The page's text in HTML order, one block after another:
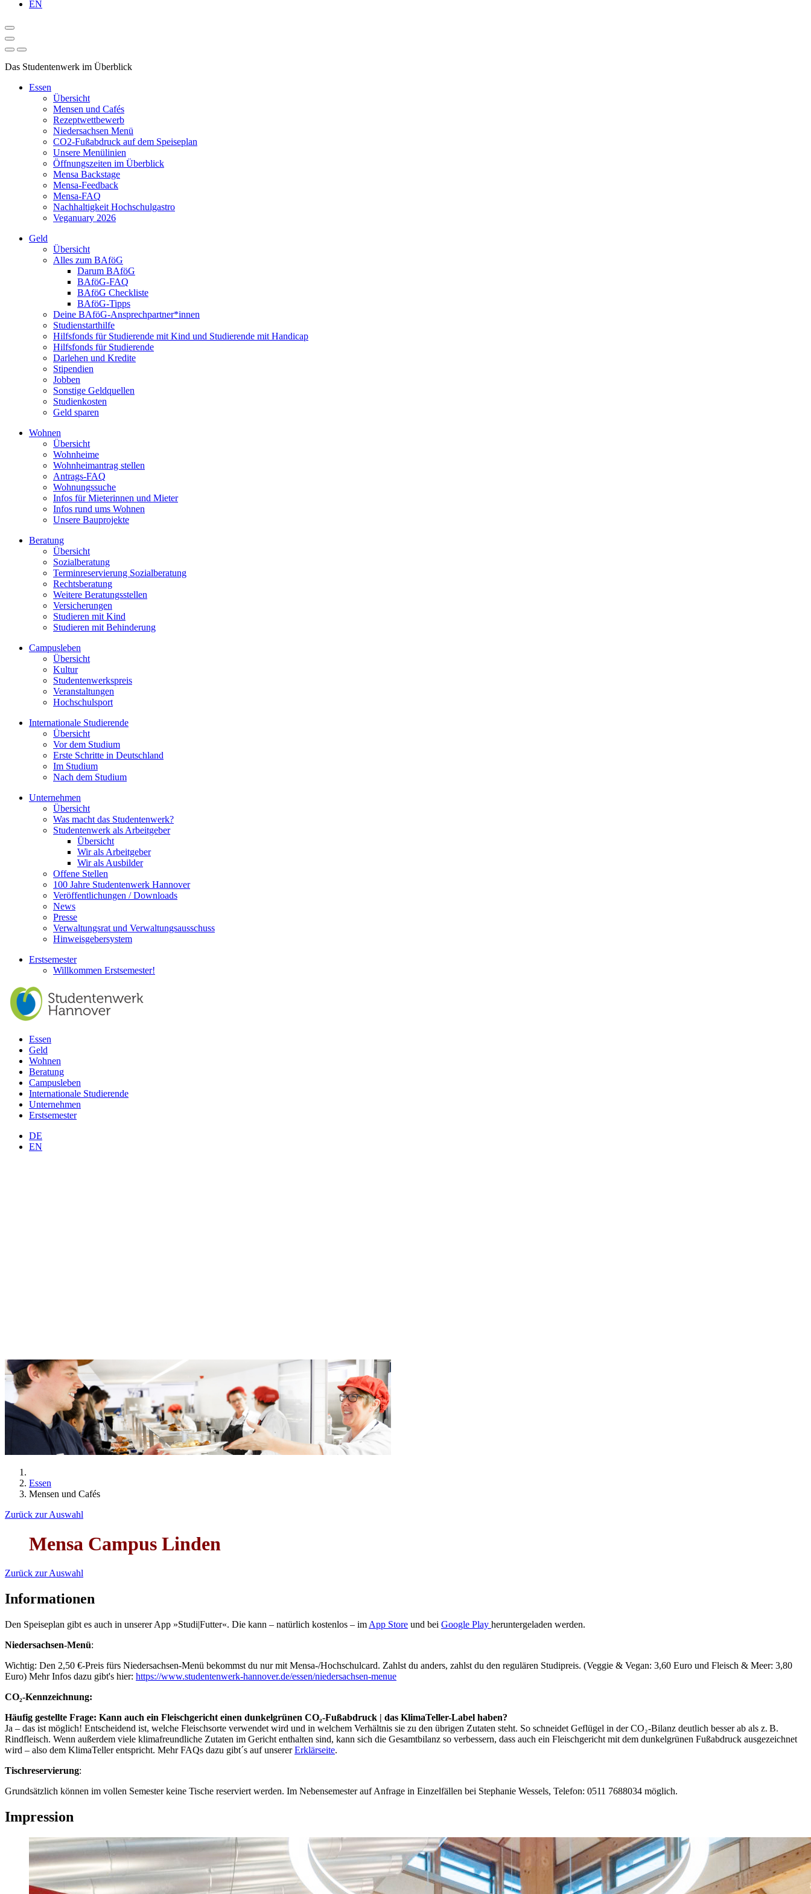
EN
Das Studentenwerk im Überblick
Essen
Übersicht
Mensen und Cafés
Rezeptwettbewerb
Niedersachsen Menü
CO2-Fußabdruck auf dem Speiseplan
Unsere Menülinien
Öffnungszeiten im Überblick
Mensa Backstage
Mensa-Feedback
Mensa-FAQ
Nachhaltigkeit Hochschulgastro
Veganuary 2026
Geld
Übersicht
Alles zum BAföG
Darum BAföG
BAföG-FAQ
BAföG Checkliste
BAföG-Tipps
Deine BAföG-Ansprechpartner*innen
Studienstarthilfe
Hilfsfonds für Studierende mit Kind und Studierende mit Handicap
Hilfsfonds für Studierende
Darlehen und Kredite
Stipendien
Jobben
Sonstige Geldquellen
Studienkosten
Geld sparen
Wohnen
Übersicht
Wohnheime
Wohnheimantrag stellen
Antrags-FAQ
Wohnungssuche
Infos für Mieterinnen und Mieter
Infos rund ums Wohnen
Unsere Bauprojekte
Beratung
Übersicht
Sozialberatung
Terminreservierung Sozialberatung
Rechtsberatung
Weitere Beratungsstellen
Versicherungen
Studieren mit Kind
Studieren mit Behinderung
Campusleben
Übersicht
Kultur
Studentenwerkspreis
Veranstaltungen
Hochschulsport
Internationale Studierende
Übersicht
Vor dem Studium
Erste Schritte in Deutschland
Im Studium
Nach dem Studium
Unternehmen
Übersicht
Was macht das Studentenwerk?
Studentenwerk als Arbeitgeber
Übersicht
Wir als Arbeitgeber
Wir als Ausbilder
Offene Stellen
100 Jahre Studentenwerk Hannover
Veröffentlichungen / Downloads
News
Presse
Verwaltungsrat und Verwaltungsausschuss
Hinweisgebersystem
Erstsemester
Willkommen Erstsemester!
Essen
Geld
Wohnen
Beratung
Campusleben
Internationale Studierende
Unternehmen
Erstsemester
DE
EN
Essen
Mensen und Cafés
Zurück zur Auswahl
Mensa Campus Linden
Zurück zur Auswahl
Informationen
Den Speiseplan gibt es auch in unserer App »Studi|Futter«. Die kann – natürlich kostenlos – im App Store und bei Google Play heruntergeladen werden.
Niedersachsen-Menü:
Wichtig: Den 2,50 €-Preis fürs Niedersachsen-Menü bekommst du nur mit Mensa-/Hochschulcard. Zahlst du anders, zahlst du den regulären Studipreis. (Veggie & Vegan: 3,60 Euro und Fleisch & Meer: 3,80
Euro) Mehr Infos dazu gibt's hier: https://www.studentenwerk-hannover.de/essen/niedersachsen-menue
CO₂-Kennzeichnung:
Häufig gestellte Frage: Kann auch ein Fleischgericht einen dunkelgrünen CO₂-Fußabdruck | das KlimaTeller-Label haben?
Ja – das ist möglich! Entscheidend ist, welche Fleischsorte verwendet wird und in welchem Verhältnis sie zu den übrigen Zutaten steht. So schneidet Geflügel in der CO₂-Bilanz deutlich besser ab als z. B.
Rindfleisch. Wenn außerdem viele klimafreundliche Zutaten im Gericht enthalten sind, kann sich die Gesamtbilanz so verbessern, dass auch ein Fleischgericht mit dem dunkelgrünen Fußabdruck ausgezeichnet
wird – also dem KlimaTeller entspricht. Mehr FAQs dazu gibt´s auf unsererErklärseite.
Tischreservierung:
Grundsätzlich können im vollen Semester keine Tische reserviert werden. Im Nebensemester auf Anfrage in Einzelfällen bei Stephanie Wessels, Telefon: 0511 7688034 möglich.
Impression